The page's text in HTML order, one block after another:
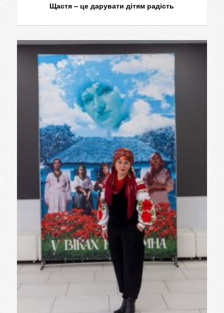
Щастя – це дарувати дітям радість